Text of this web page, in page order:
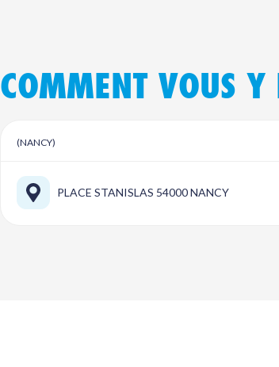
COMMENT VOUS Y
(NANCY)
PLACE STANISLAS 54000 NANCY